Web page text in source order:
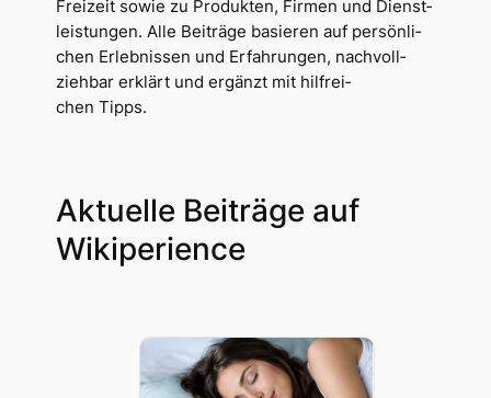
Frei­zeit sowie zu Pro­duk­ten, Fir­men und Dienst­
leis­tun­gen. Alle Bei­trä­ge basie­ren auf per­sön­li­
chen Erleb­nis­sen und Erfah­run­gen, nach­voll­
zieh­bar erklärt und ergänzt mit hilf­rei­
chen Tipps.
Aktu­el­le Bei­trä­ge auf
Wikiperience